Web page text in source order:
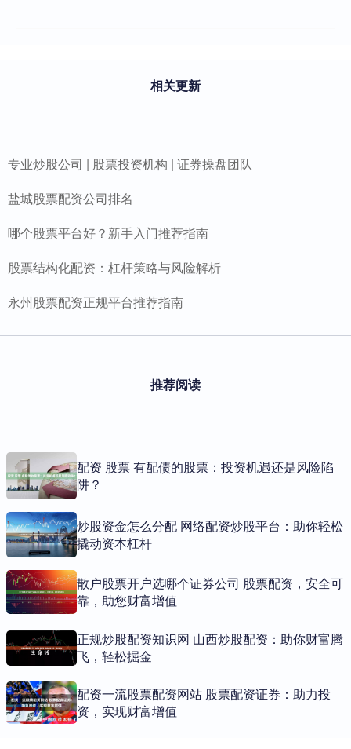
相关更新
专业炒股公司 | 股票投资机构 | 证券操盘团队
盐城股票配资公司排名
哪个股票平台好？新手入门推荐指南
股票结构化配资：杠杆策略与风险解析
永州股票配资正规平台推荐指南
推荐阅读
配资 股票 有配债的股票：投资机遇还是风险陷
阱？
炒股资金怎么分配 网络配资炒股平台：助你轻松
撬动资本杠杆
散户股票开户选哪个证券公司 股票配资，安全可
靠，助您财富增值
正规炒股配资知识网 山西炒股配资：助你财富腾
飞，轻松掘金
配资一流股票配资网站 股票配资证券：助力投
资，实现财富增值